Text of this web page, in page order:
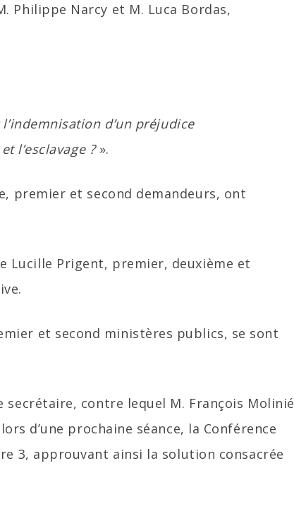
Philippe Narcy et M. Luca Bordas,
d’un préjudice
l’esclavage ? ».
premier et second demandeurs, ont
Lucille Prigent, premier, deuxième et
et second ministères publics, se sont
contre lequel M. François Molinié
d’une prochaine séance, la Conférence
3, approuvant ainsi la solution consacrée